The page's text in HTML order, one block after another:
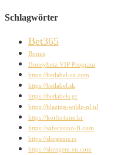
Schlagwörter
Bet365
Bonus
Honeybetz VIP Program
https://betlabel-ca.com
https://betlabel.sk
https://betlabels.gr
https://blazing-wildz-nl.nl
https://koifortune.kr
https://safecasino-fi.com
https://slotgems.rs
https://slotsgem.eu.com